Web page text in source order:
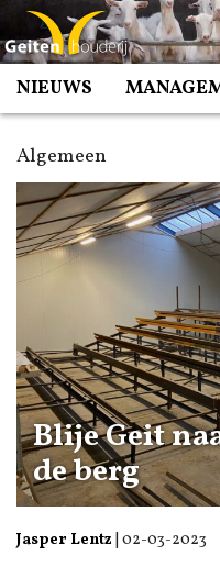
Spring
naar
inhoud
NIEUWS
Algemeen
Blije Geit
de berg
Jasper Lentz 02-03-2023